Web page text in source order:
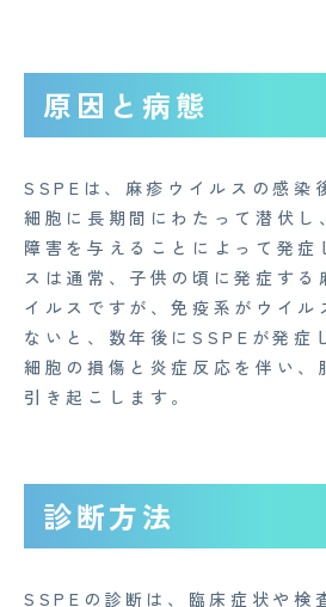
原因と病態
SSPEは、麻疹ウイルスの感染
細胞に長期間にわたって潜伏し
障害を与えることによって発症
スは通常、子供の頃に発症する
イルスですが、免疫系がウイル
ないと、数年後にSSPEが発症
細胞の損傷と炎症反応を伴い、
引き起こします。
診断方法
SSPEの診断は、臨床症状や検
CONTACT
AGAメディア
Medi Face Journal